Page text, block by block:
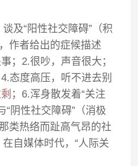
及“阳性社交障碍”（积
作者给出的症候描述
；2.很吵，声音很大；
态度高压，听不进去别
；6.浑身散发着“关注
阴性社交障碍”（消极
类热络而趾高气昂的社
自媒体时代，“人际关